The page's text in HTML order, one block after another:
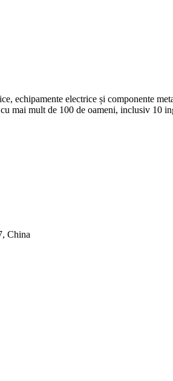
electrice și componente
mai mult de 100 de oameni, inclusiv 10
China